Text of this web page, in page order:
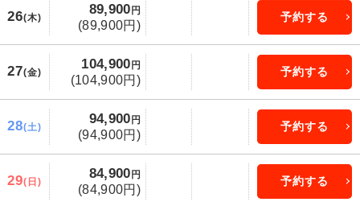
26(木)
89,900 円
(89,900円)
予約する
27(金)
104,900 円
(104,900円)
予約する
28(土)
94,900 円
(94,900円)
予約する
29(日)
84,900 円
(84,900円)
予約する